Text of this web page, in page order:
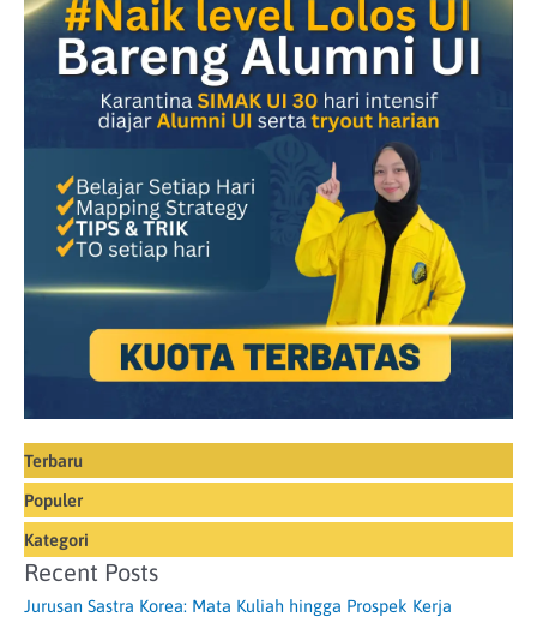
Terbaru
Populer
Kategori
Recent Posts
Jurusan Sastra Korea: Mata Kuliah hingga Prospek Kerja